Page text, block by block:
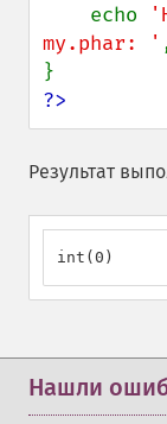
    echo
my.phar: '
?>
Результат
int(0)
Нашли